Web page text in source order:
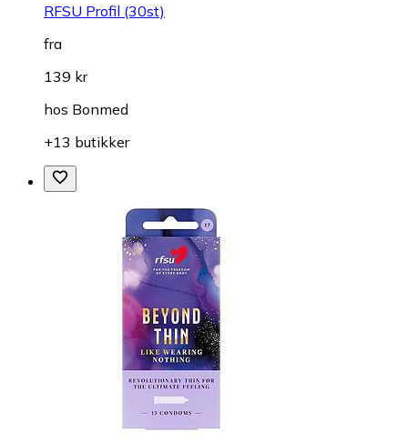
RFSU Profil (30st)
fra
139 kr
hos Bonmed
+13 butikker